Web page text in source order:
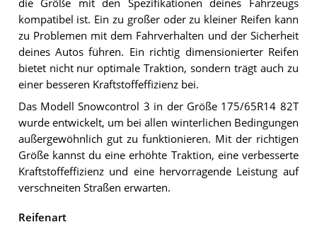
die Größe mit den Spezifikationen deines Fahrzeugs
kompatibel ist. Ein zu großer oder zu kleiner Reifen kann
zu Problemen mit dem Fahrverhalten und der Sicherheit
deines Autos führen. Ein richtig dimensionierter Reifen
bietet nicht nur optimale Traktion, sondern trägt auch zu
einer besseren Kraftstoffeffizienz bei.
Das Modell Snowcontrol 3 in der Größe 175/65R14 82T
wurde entwickelt, um bei allen winterlichen Bedingungen
außergewöhnlich gut zu funktionieren. Mit der richtigen
Größe kannst du eine erhöhte Traktion, eine verbesserte
Kraftstoffeffizienz und eine hervorragende Leistung auf
verschneiten Straßen erwarten.
Reifenart